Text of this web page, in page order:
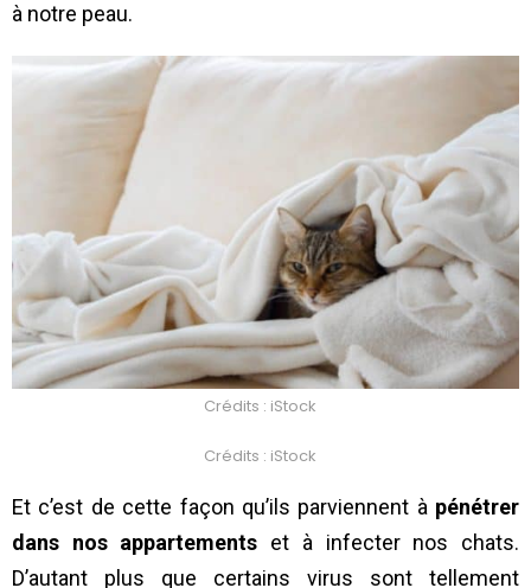
à notre peau.
Crédits : iStock
Crédits : iStock
Et c’est de cette façon qu’ils parviennent à pénétrer
dans nos appartements et à infecter nos chats.
D’autant plus que certains virus sont tellement